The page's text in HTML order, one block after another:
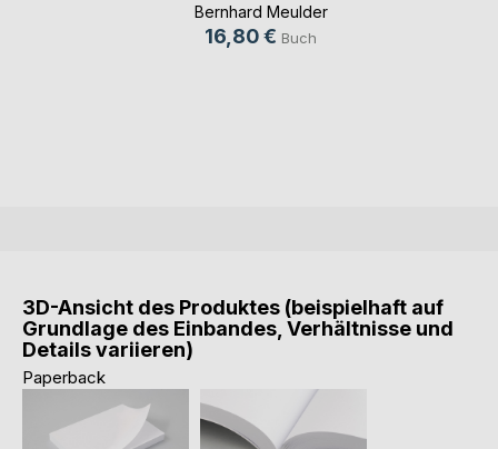
Bernhard Meulder
16,80 € Buch
3D-Ansicht des Produktes (beispielhaft auf
Grundlage des Einbandes, Verhältnisse und
Details variieren)
Paperback